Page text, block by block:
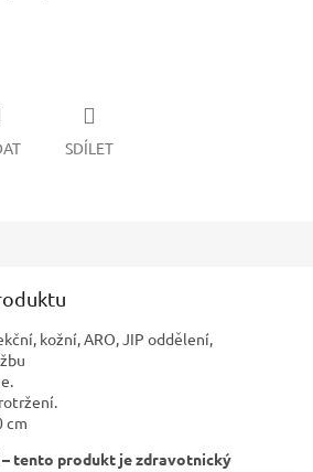
SDÍLET
kožní, ARO, JIP oddělení,
cm
tento produkt je zdravotnický